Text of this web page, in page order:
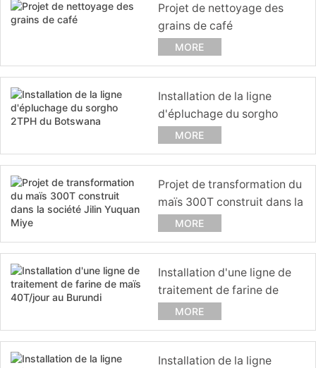
Projet de nettoyage des
grains de café
MORE
Installation de la ligne
d'épluchage du sorgho
2TPH du Botswana
MORE
Projet de transformation du
maïs 300T construit dans la
société Jilin Yuquan Miye
MORE
Installation d'une ligne de
traitement de farine de
maïs 40T/jour au Burundi
MORE
Installation de la ligne